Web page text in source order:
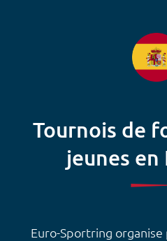
Tournois de
jeunes en
Euro-Sportring